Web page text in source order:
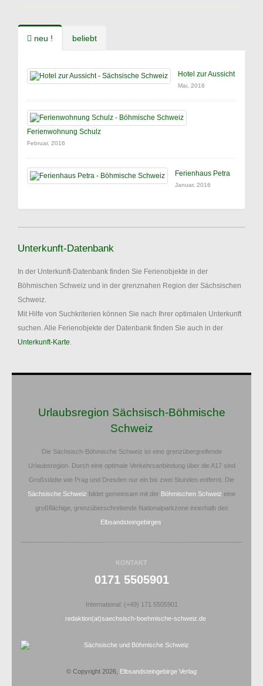
neu ! beliebt
Hotel zur Aussicht
Mai, 2016
Ferienwohnung Schulz
Februar, 2016
Ferienhaus Petra
Januar, 2016
Unterkunft-Datenbank
In der Unterkunft-Datenbank finden Sie Ferienobjekte in der
Böhmischen Schweiz und in der grenznahen Region der Sächsischen
Schweiz.
Mit Hilfe von Suchkriterien können Sie nach Ihrer optimalen Unterkunft
suchen. Alle Ferienobjekte der Datenbank finden Sie auch in der
Unterkunft-Karte.
Urlaubsregion Sächsisch-Böhmische
Schweiz
Die Sächsisch-Böhmische Schweiz ist eine grenzübergreifende
Urlaubsregion. Durch eine optimale Verkehrsanbindung über die A17 sind
Großstädte wie Prag und Dresden nur ein bis zwei Stunden entfernt. Die
Sächsische Schweiz bildet gemeinsam mit der Böhmischen Schweiz eine
großflächige, grenzüberschreitende Nationalparkzone innerhalb des
Elbsandsteingebirges
KONTAKT
0171 5505901
International: (+49) 171 5505901
redaktion(at)saechsisch-boehmische-schweiz.de
© Copyright 2026, Elbsandsteingebirge Verlag